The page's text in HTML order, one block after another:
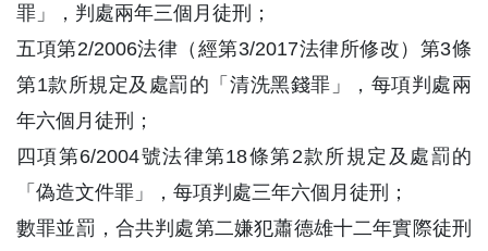
罪」，判處兩年三個月徒刑；
五項第2/2006法律（經第3/2017法律所修改）第3條
第1款所規定及處罰的「清洗黑錢罪」，每項判處兩
年六個月徒刑；
四項第6/2004號法律第18條第2款所規定及處罰的
「偽造文件罪」，每項判處三年六個月徒刑；
數罪並罰，合共判處第二嫌犯蕭德雄十二年實際徒刑